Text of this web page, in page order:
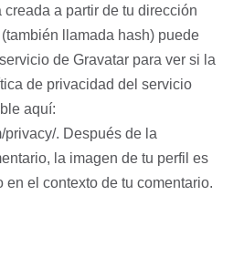
a partir de tu dirección
llamada hash) puede
de Gravatar para ver si la
de privacidad del servicio
aquí:
privacy/. Después de la
la imagen de tu perfil es
el contexto de tu comentario.